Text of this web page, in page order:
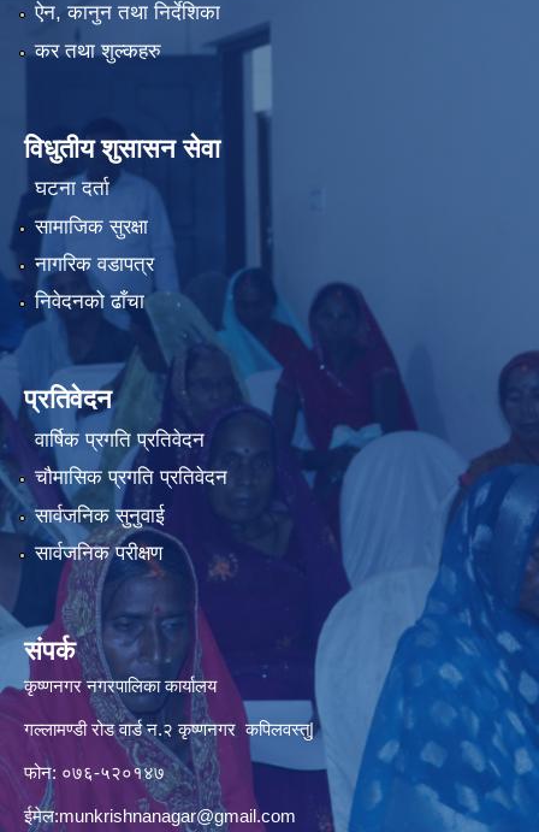
ऐन, कानुन तथा निर्देशिका
कर तथा शुल्कहरु
विधुतीय शुसासन सेवा
घटना दर्ता
सामाजिक सुरक्षा
नागरिक वडापत्र
निवेदनको ढाँचा
प्रतिवेदन
वार्षिक प्रगति प्रतिवेदन
चौमासिक प्रगति प्रतिवेदन
सार्वजनिक सुनुवाई
सार्वजनिक परीक्षण
संपर्क
कृष्णनगर नगरपालिका कार्यालय
गल्लामण्डी रोड वार्ड न.२ कृष्णनगर कपिलवस्तु|
फोन: ०७६-५२०१४७
ईमेल:munkrishnanagar@gmail.com